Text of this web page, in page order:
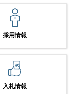
採用情報
入札情報